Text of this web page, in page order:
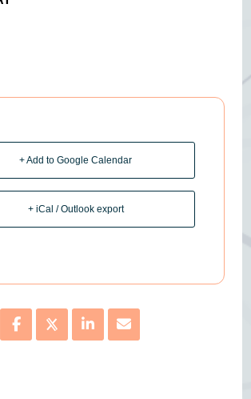
+ Add to Google Calendar
+ iCal / Outlook export